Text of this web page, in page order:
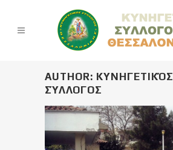
AUTHOR: ΚΥΝΗΓΕΤΙΚΌΣ
ΣΎΛΛΟΓΟΣ